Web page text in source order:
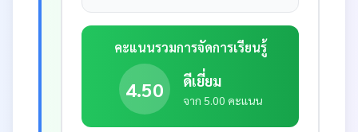
คะแนนรวมการจัดการเรียนรู้
4.50 ดีเยี่ยม
จาก 5.00 คะแนน